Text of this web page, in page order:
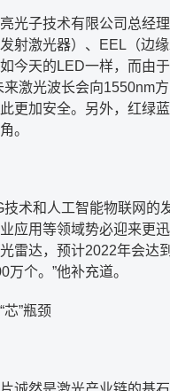
光子技术有限公司总经理
射激光器）、
EEL （边
今天的 LED一样，而由
来激光波长会向1550nm
更加安全。另外，红绿
。
技术和人工智能物联网的
应用等领域势必迎来更
雷达，预计2022年会达到
万个。 ”他补充道。
“芯”瓶颈